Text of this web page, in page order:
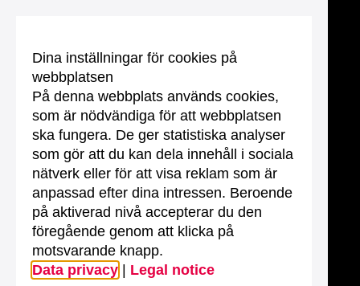
Dina inställningar för cookies på
webbplatsen
På denna webbplats används cookies,
som är nödvändiga för att webbplatsen
ska fungera. De ger statistiska analyser
som gör att du kan dela innehåll i sociala
nätverk eller för att visa reklam som är
anpassad efter dina intressen. Beroende
på aktiverad nivå accepterar du den
föregående genom att klicka på
motsvarande knapp.
Data privacy
Legal notice